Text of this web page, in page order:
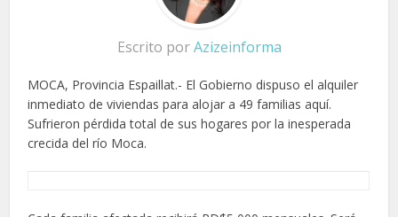
Escrito porAzizeinforma
MOCA, Provincia Espaillat.- El Gobierno dispuso el alquiler
inmediato de viviendas para alojar a 49 familias aquí.
Sufrieron pérdida total de sus hogares por la inesperada
crecida del río Moca.